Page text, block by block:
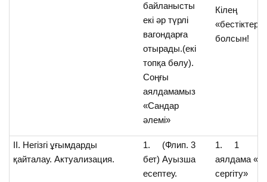
байланысты
екі әр түрлі
вагондарға
отырады.(екі
топқа бөлу).
Соңғы
аялдамамыз
«Сандар
әлемі»
Кілең
«бестіктер»
болсын!
ІІ. Негізгі ұғымдарды
қайталау. Актуализация.
1. (Флип. 3
бет) Ауызша
есептеу.
1. 1
аялдама
сергіту»